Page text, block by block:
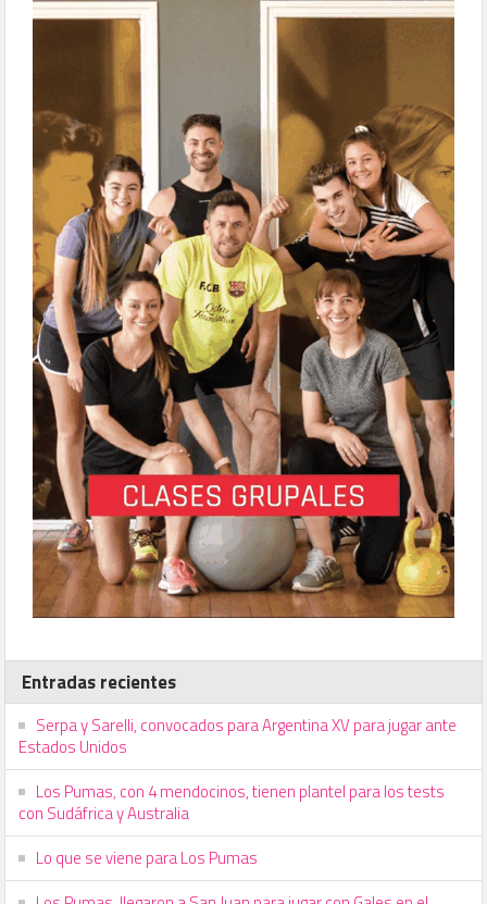
Entradas recientes
Serpa y Sarelli, convocados para Argentina XV para jugar ante
Estados Unidos
Los Pumas, con 4 mendocinos, tienen plantel para los tests
con Sudáfrica y Australia
Lo que se viene para Los Pumas